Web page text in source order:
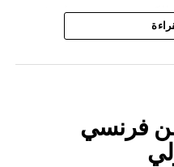
للكشف عن جميع ظروف
تحديد كافة
فرنسي